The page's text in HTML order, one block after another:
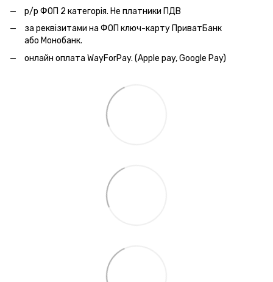
р/р ФОП 2 категорія. Не платники ПДВ
за реквізитами на ФОП ключ-карту ПриватБанк
або Монобанк.
онлайн оплата WayForPay. (Apple pay, Google Pay)